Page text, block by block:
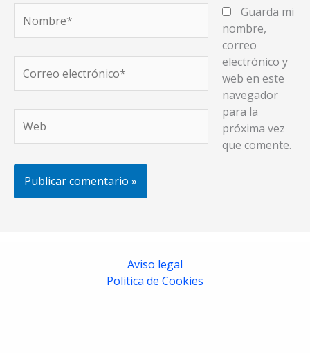
electrónico*
Guarda mi
nombre,
correo
electrónico y
web en este
navegador
para la
próxima vez
que comente.
Aviso legal
Politica de Cookies